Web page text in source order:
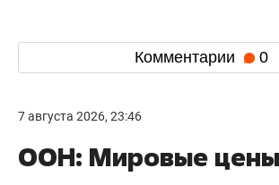
Комментарии 0
7 августа 2026, 23:46
ООН: Мировые цены